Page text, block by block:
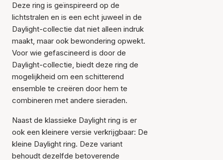
Deze ring is geïnspireerd op de
lichtstralen en is een echt juweel in de
Daylight-collectie dat niet alleen indruk
maakt, maar ook bewondering opwekt.
Voor wie gefascineerd is door de
Daylight-collectie, biedt deze ring de
mogelijkheid om een schitterend
ensemble te creëren door hem te
combineren met andere sieraden.
Naast de klassieke Daylight ring is er
ook een kleinere versie verkrijgbaar: De
kleine Daylight ring. Deze variant
behoudt dezelfde betoverende